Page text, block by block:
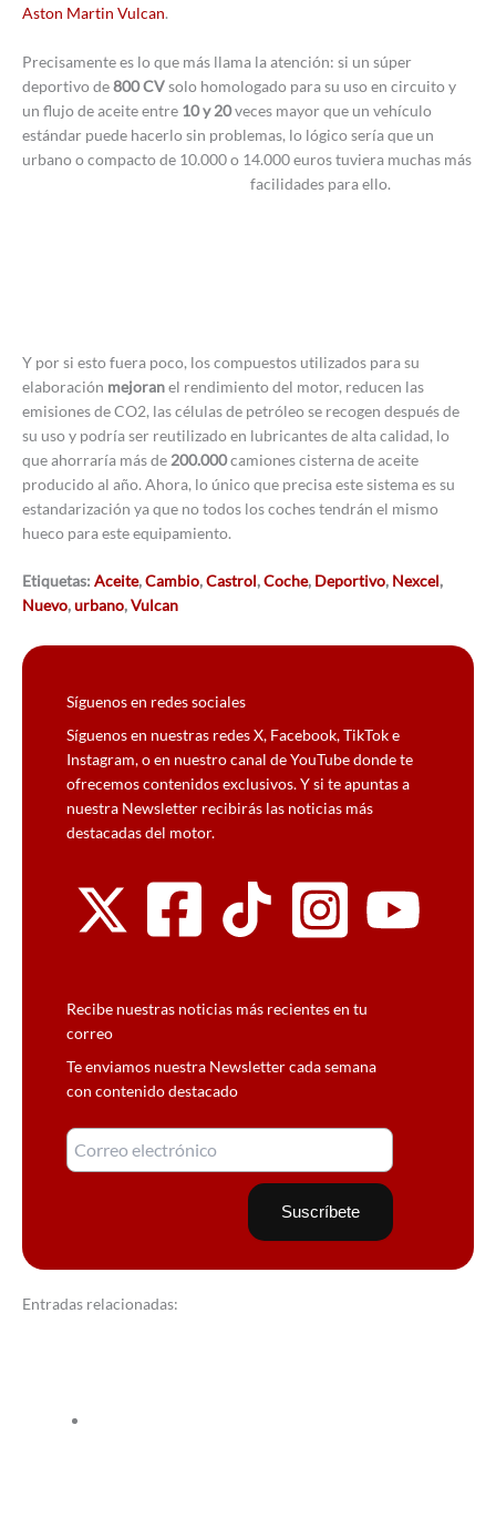
Aston Martin Vulcan.
Precisamente es lo que más llama la atención: si un súper
deportivo de800 CVsolo homologado para su uso en circuito y
un flujo de aceite entre 10 y 20veces mayor que un vehículo
estándar puede hacerlo sin problemas, lo lógico sería que un
urbano o compacto de 10.000 o 14.000 euros tuviera muchas más
facilidades para ello.
Y por si esto fuera poco, los compuestos utilizados para su
elaboración mejoranel rendimiento del motor, reducen las
emisiones de CO2, las células de petróleo se recogen después de
su uso y podría ser reutilizado en lubricantes de alta calidad, lo
que ahorraría más de 200.000camiones cisterna de aceite
producido al año. Ahora, lo único que precisa este sistema es su
estandarización ya que no todos los coches tendrán el mismo
hueco para este equipamiento.
Etiquetas: Aceite,Cambio,Castrol,Coche, Deportivo, Nexcel,
Nuevo,urbano,Vulcan
Síguenos en redes sociales
Síguenos en nuestras redes X, Facebook, TikTok e
Instagram, o en nuestro canal de YouTube donde te
ofrecemos contenidos exclusivos. Y si te apuntas a
nuestra Newsletter recibirás las noticias más
destacadas del motor.
Recibe nuestras noticias más recientes en tu
correo
Te enviamos nuestra Newsletter cada semana
con contenido destacado
Entradas relacionadas: